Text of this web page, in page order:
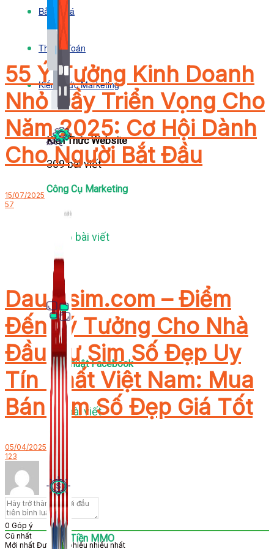
Kiến Thức Website
309 bài viết
Bảng Giá
Thanh Toán
Kiến Thức Marketing
Công Cụ Marketing
1,066 bài viết
Thủ Thuật Facebook
536 bài viết
Kiếm Tiền MMO
55 Ý Tưởng Kinh Doanh
Nhỏ Đầy Triển Vọng Cho
Năm 2025: Cơ Hội Dành
Cho Người Bắt Đầu
15/07/2025
57
Dautusim.com – Điểm
Đến Lý Tưởng Cho Nhà
Đầu Tư Sim Số Đẹp Uy
Tín Nhất Việt Nam: Mua
Bán Sim Số Đẹp Giá Tốt
05/04/2025
123
0 Góp ý
Cũ nhất
Mới nhất Được bỏ phiếu nhiều nhất